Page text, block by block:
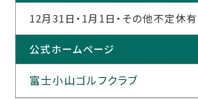
12月31日・1月1日・その他不定休有
公式ホームページ
富士小山ゴルフクラブ